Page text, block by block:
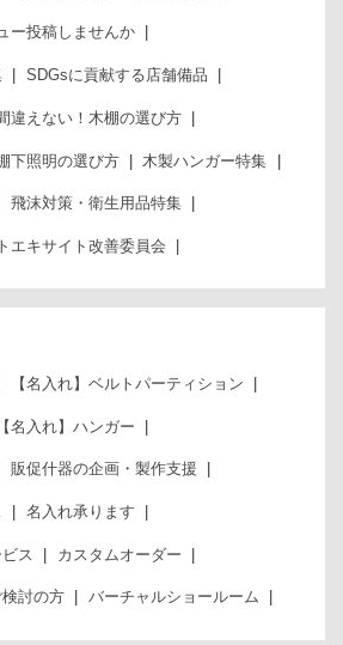
ー投稿しませんか
SDGsに貢献する店舗備品
違えない！木棚の選び方
下照明の選び方 木製ハンガー特集
飛沫対策・衛生用品特集
エキサイト改善委員会
【名入れ】ベルトパーティション
【名入れ】ハンガー
販促什器の企画・製作支援
名入れ承ります
ス カスタムオーダー
討の方 バーチャルショールーム